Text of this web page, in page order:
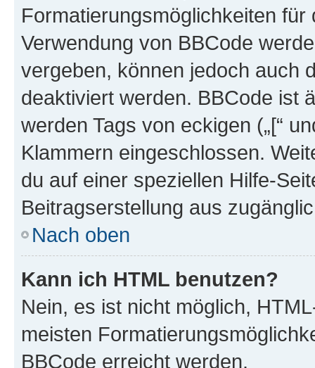
Formatierungsmöglichkeiten
Verwendung von BBCode
vergeben, können jedoch auch
deaktiviert werden. BBCode ist
werden Tags von eckigen („[“
Klammern eingeschlossen.
du auf einer speziellen Hilfe-
Beitragserstellung aus
Nach oben
Kann ich HTML benutzen?
Nein, es ist nicht möglich,
meisten
BBCode erreicht werden.